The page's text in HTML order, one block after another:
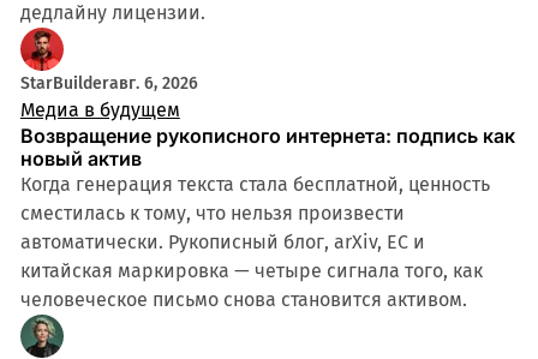
дедлайну лицензии.
StarBuilderавг. 6, 2026
Медиа в будущем
Возвращение рукописного интернета: подпись как
новый актив
Когда генерация текста стала бесплатной, ценность
сместилась к тому, что нельзя произвести
автоматически. Рукописный блог, arXiv, ЕС и
китайская маркировка — четыре сигнала того, как
человеческое письмо снова становится активом.